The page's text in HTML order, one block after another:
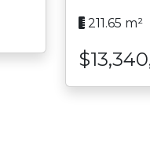
211.65 m²